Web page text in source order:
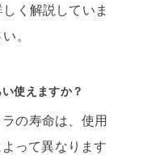
く解説していま
。
使えますか？
って異なります